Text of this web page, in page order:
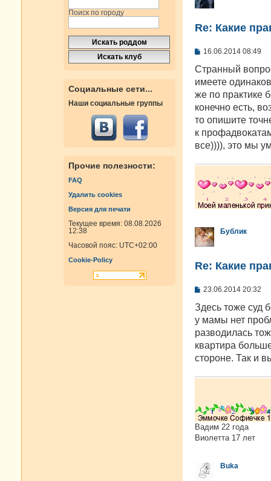
Поиск по городу
Социальные сети...
Наши социальные группы
Прочие полезности:
FAQ
Удалить cookies
Версия для печати
Текущее время: 08.08.2026
12:38
Часовой пояс: UTC+02:00
Cookie-Policy
Re: Какие
С
о
щ
е
и
е
16.06.2014 08:49
Странный
имеете
же по практике
конечно есть,
то опишите
к
все)))), это мы
Бублик
Re: Какие
С
о
б
щ
е
и
е
23.06.2014 20:32
Здесь тоже суд
у мамы нет
разводилась
квартира
стороне. Так и
Вадим 22 года
Виолетта 17 лет
Buka